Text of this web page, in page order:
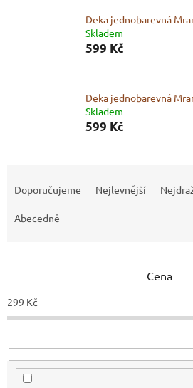
Deka jednobarevná
Skladem
599 Kč
Deka jednobarevná
Skladem
599 Kč
o
d
k
t
Doporučujeme Nejlevnější
Abecedně
Cena
299 Kč